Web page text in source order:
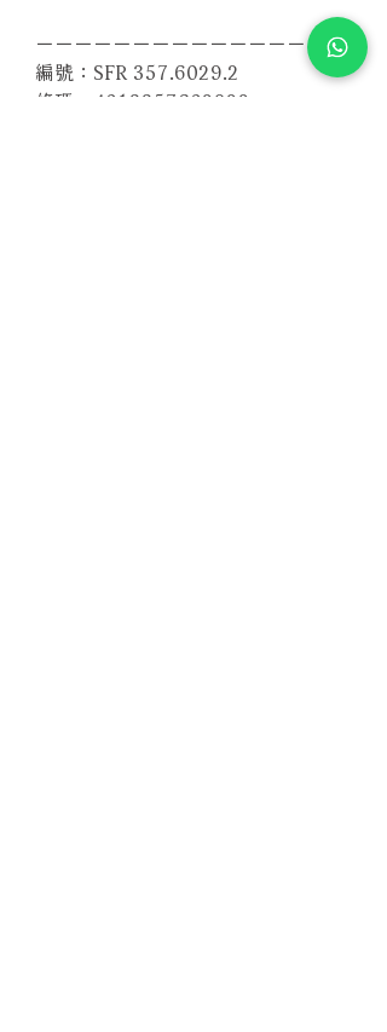
－－－－－－－－－－－－－－－－
編號：SFR 357.6029.2
條碼：4013357602922